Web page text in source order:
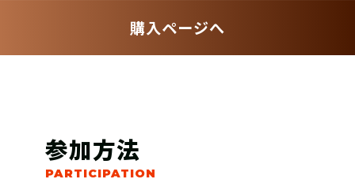
購入ページへ
参加方法